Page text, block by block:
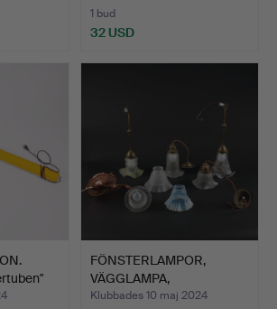
1 bud
32 USD
FÖNSTERLAMPOR,
VÄGGLAMPA,
LAMPKUPOR. 7 st,…
Klubbades 10 maj 2024